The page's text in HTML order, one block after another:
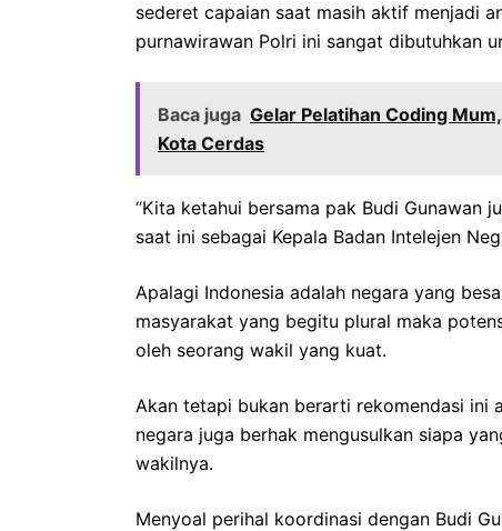
sederet capaian saat masih aktif menjadi
purnawirawan Polri ini sangat dibutuhkan
Baca juga Gelar Pelatihan Coding
Kota Cerdas
“Kita ketahui bersama pak Budi Gunawan
saat ini sebagai Kepala Badan Intelejen
Apalagi Indonesia adalah negara yang
masyarakat yang begitu plural maka
oleh seorang wakil yang kuat.
Akan tetapi bukan berarti rekomendasi ini
negara juga berhak mengusulkan siapa
wakilnya.
Menyoal perihal koordinasi dengan Budi